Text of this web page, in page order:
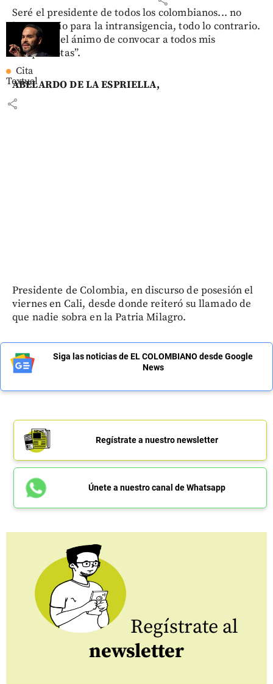
Cita
Textual
share
Seré el presidente de todos los colombianos... no
hay espacio para la intransigencia, todo lo contrario.
Llego con el ánimo de convocar a todos mis
compatriotas”.
ABELARDO DE LA ESPRIELLA,
Presidente de Colombia, en discurso de posesión el
viernes en Cali, desde donde reiteró su llamado de
que nadie sobra en la Patria Milagro.
Siga las noticias de EL COLOMBIANO desde Google
News
Regístrate a nuestro newsletter
Únete a nuestro canal de Whatsapp
Regístrate al
newsletter